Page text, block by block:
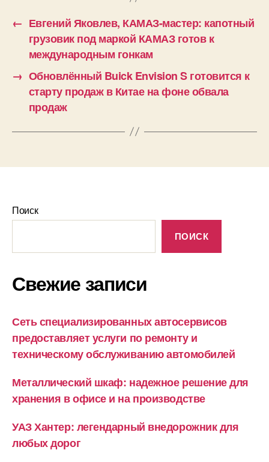
← Евгений Яковлев, КАМАЗ-мастер: капотный
грузовик под маркой КАМАЗ готов к
международным гонкам
→ Обновлённый Buick Envision S готовится к
старту продаж в Китае на фоне обвала
продаж
Поиск
ПОИСК
Свежие записи
Сеть специализированных автосервисов
предоставляет услуги по ремонту и
техническому обслуживанию автомобилей
Металлический шкаф: надежное решение для
хранения в офисе и на производстве
УАЗ Хантер: легендарный внедорожник для
любых дорог